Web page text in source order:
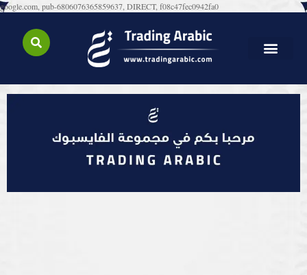
google.com, pub-6806076365859637, DIRECT, f08c47fec0942fa0